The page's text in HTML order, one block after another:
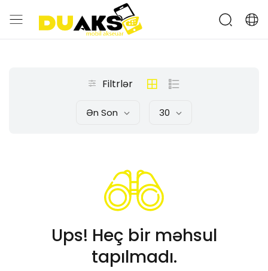
Filtrlər
Ən Son 30
Ups! Heç bir məhsul
tapılmadı.